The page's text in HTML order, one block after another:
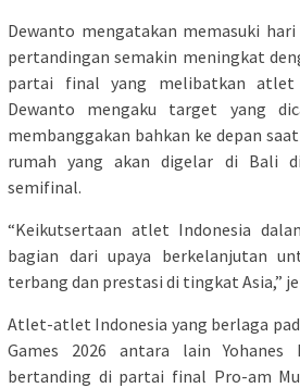
Dewanto mengatakan memasuki
pertandingan semakin meningkat
partai final yang melibatkan atlet
Dewanto mengaku target yang
membanggakan bahkan ke depan
rumah yang akan digelar di Bali
semifinal.
“Keikutsertaan atlet Indonesia
bagian dari upaya berkelanjutan
terbang dan prestasi di tingkat Asia,”
Atlet-atlet Indonesia yang berlaga
Games 2026 antara lain Yohanes
bertanding di partai final Pro-am